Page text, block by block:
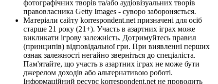
фотографічних творів та/або аудіовізуальних творів
правовласника Getty Images - суворо забороняється.
Матеріали сайту korrespondent.net призначені для осіб
старше 21 року (21+). Участь в азартних іграх може
викликати ігрову залежність. Дотримуйтесь правил
(принципів) відповідальної гри. При виявленні перших
ознак залежності негайно зверніться до спеціаліста.
Пам'ятайте, що участь в азартних іграх не може бути
джерелом доходів або альтернативою роботі.
Інформаційний ресурс korrespondent.net не проводить